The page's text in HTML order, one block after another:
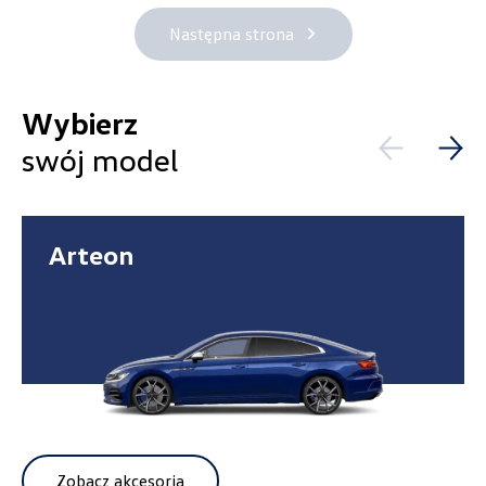
Następna strona
Wybierz
swój model
Arteon
Zobacz akcesoria
Alexas Car Servcie
+48 632 208 925
czesci@vw.alexas.pl
ul. Brzezińska 17, Łódź
czesci.brzezinska@zimny.com.pl